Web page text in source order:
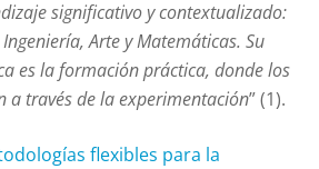
significativo y contextualizado:
Arte y Matemáticas. Su
es la formación práctica, donde los
a través de la experimentación” (1).
flexibles para la